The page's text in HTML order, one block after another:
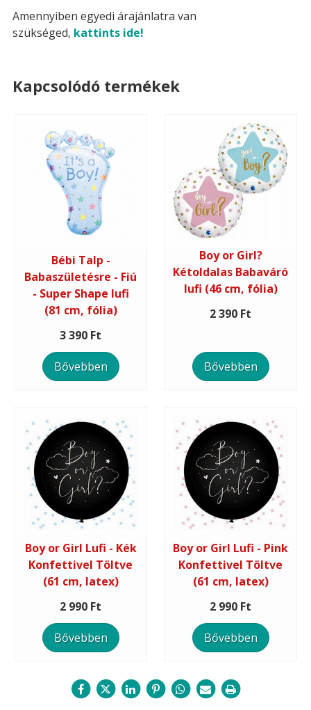
Amennyiben egyedi árajánlatra van
szükséged, kattints ide!
Kapcsolódó termékek
Bébi Talp -
Babaszületésre - Fiú
- Super Shape lufi
(81 cm, fólia)
3 390 Ft
Bővebben
Boy or Girl?
Kétoldalas Babaváró
lufi (46 cm, fólia)
2 390 Ft
Bővebben
Boy or Girl Lufi - Kék
Konfettivel Töltve
(61 cm, latex)
2 990 Ft
Bővebben
Boy or Girl Lufi - Pink
Konfettivel Töltve
(61 cm, latex)
2 990 Ft
Bővebben